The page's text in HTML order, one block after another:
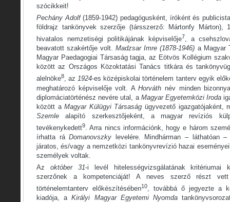
szócikkeit!
Pechány Adolf(1859-1942) pedagógusként, íróként és
földrajz tankönyvek szerzője (társszerző: Mártonfy Márton),
hivatalos nemzetiségi politikájának képviselője7, a
beavatott szakértője volt.Madzsar Imre (1878-1946) a Magyar
Magyar Paedagogiai Társaság tagja, az Eötvös Kollégium
között az Országos Közoktatási Tanács titkára és
alelnöke8, az1924-es középiskolai történelem tanterv egyik
meghatározó képviselője volt. AHorváth név minden
diplomáciatörténész nevére utal, a Magyar Egyetemközi Iroda
között aMagyar Külügyi Társaság ügyvezető igazgatójaként,
Szemle alapító szerkesztőjeként, a magyar revíziós
tevékenykedett9
. Arra nincs információnk, hogy e három
írhatta ráDomanovszky levelére. Mindhárman – láthatóan
járatos, és/vagy a nemzetközi tankönyvrevízió hazai
személyek voltak.
Az október 31-i levél hitelességvizsgálatának kritériumai
szerzőnek a kompetenciáját! A neves szerző részt
történelemtanterv előkészítésében10, továbbá ő jegyezte a
kiadója, aKirályi Magyar Egyetemi Nyomda